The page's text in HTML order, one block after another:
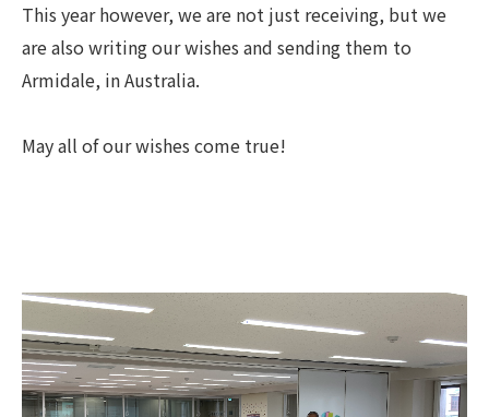
This year however, we are not just receiving, but we
are also writing our wishes and sending them to
Armidale, in Australia.
May all of our wishes come true!